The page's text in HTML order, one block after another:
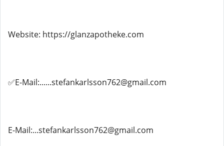
Website: https://glanzapotheke.com
✅E-Mail:......stefankarlsson762@gmail.com
E-Mail:...stefankarlsson762@gmail.com